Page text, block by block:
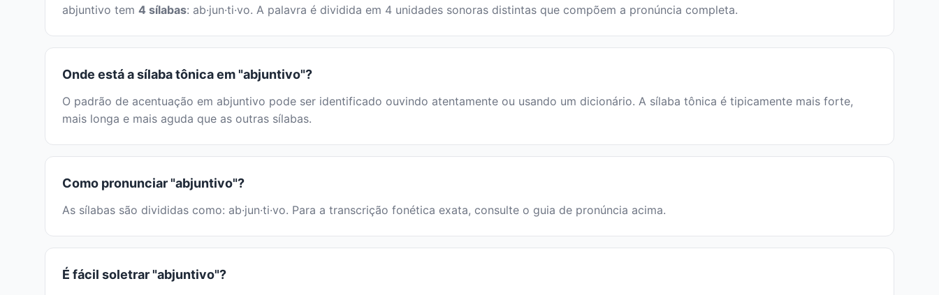
abjuntivo tem 4 sílabas: ab·jun·ti·vo. A palavra é dividida em 4 unidades sonoras distintas que compõem a pronúncia completa.
Onde está a sílaba tônica em "abjuntivo"?
O padrão de acentuação em abjuntivo pode ser identificado ouvindo atentamente ou usando um dicionário. A sílaba tônica é tipicamente mais forte,
mais longa e mais aguda que as outras sílabas.
Como pronunciar "abjuntivo"?
As sílabas são divididas como: ab·jun·ti·vo. Para a transcrição fonética exata, consulte o guia de pronúncia acima.
É fácil soletrar "abjuntivo"?